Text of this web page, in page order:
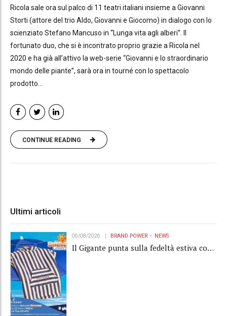
Ricola sale ora sul palco di 11 teatri italiani insieme a Giovanni
Storti (attore del trio Aldo, Giovanni e Giocomo) in dialogo con lo
scienziato Stefano Mancuso in “Lunga vita agli alberi”. Il
fortunato duo, che si è incontrato proprio grazie a Ricola nel
2020 e ha già all’attivo la web-serie “Giovanni e lo straordinario
mondo delle piante”, sarà ora in tourné con lo spettacolo
prodotto...
CONTINUE READING
Ultimi articoli
06/08/2026 BRAND POWER NEWS
Il Gigante punta sulla fedeltà estiva con